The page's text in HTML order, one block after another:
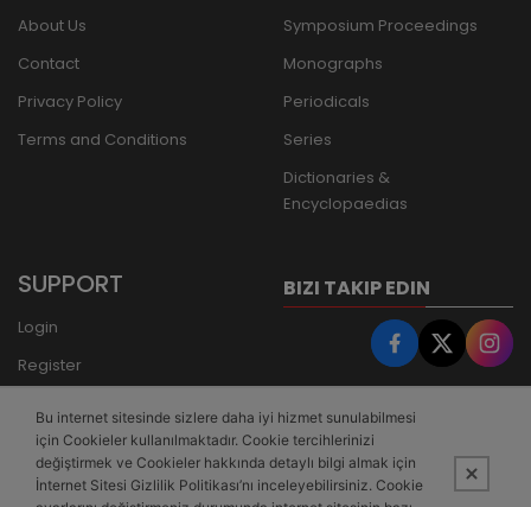
About Us
Contact
Privacy Policy
Terms and Conditions
Symposium Proceedings
Monographs
Periodicals
Series
Dictionaries &
Encyclopaedias
SUPPORT
Login
Register
Bank Transfer
BIZI TAKIP EDIN
Bu internet sitesinde sizlere daha iyi hizmet sunulabilmesi
için Cookieler kullanılmaktadır. Cookie tercihlerinizi
değiştirmek ve Cookieler hakkında detaylı bilgi almak için
İnternet Sitesi Gizlilik Politikası’nı inceleyebilirsiniz. Cookie